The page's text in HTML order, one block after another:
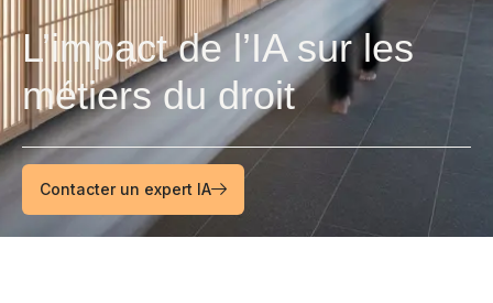
L’impact de l’IA sur les
métiers du droit
Contacter un expert IA